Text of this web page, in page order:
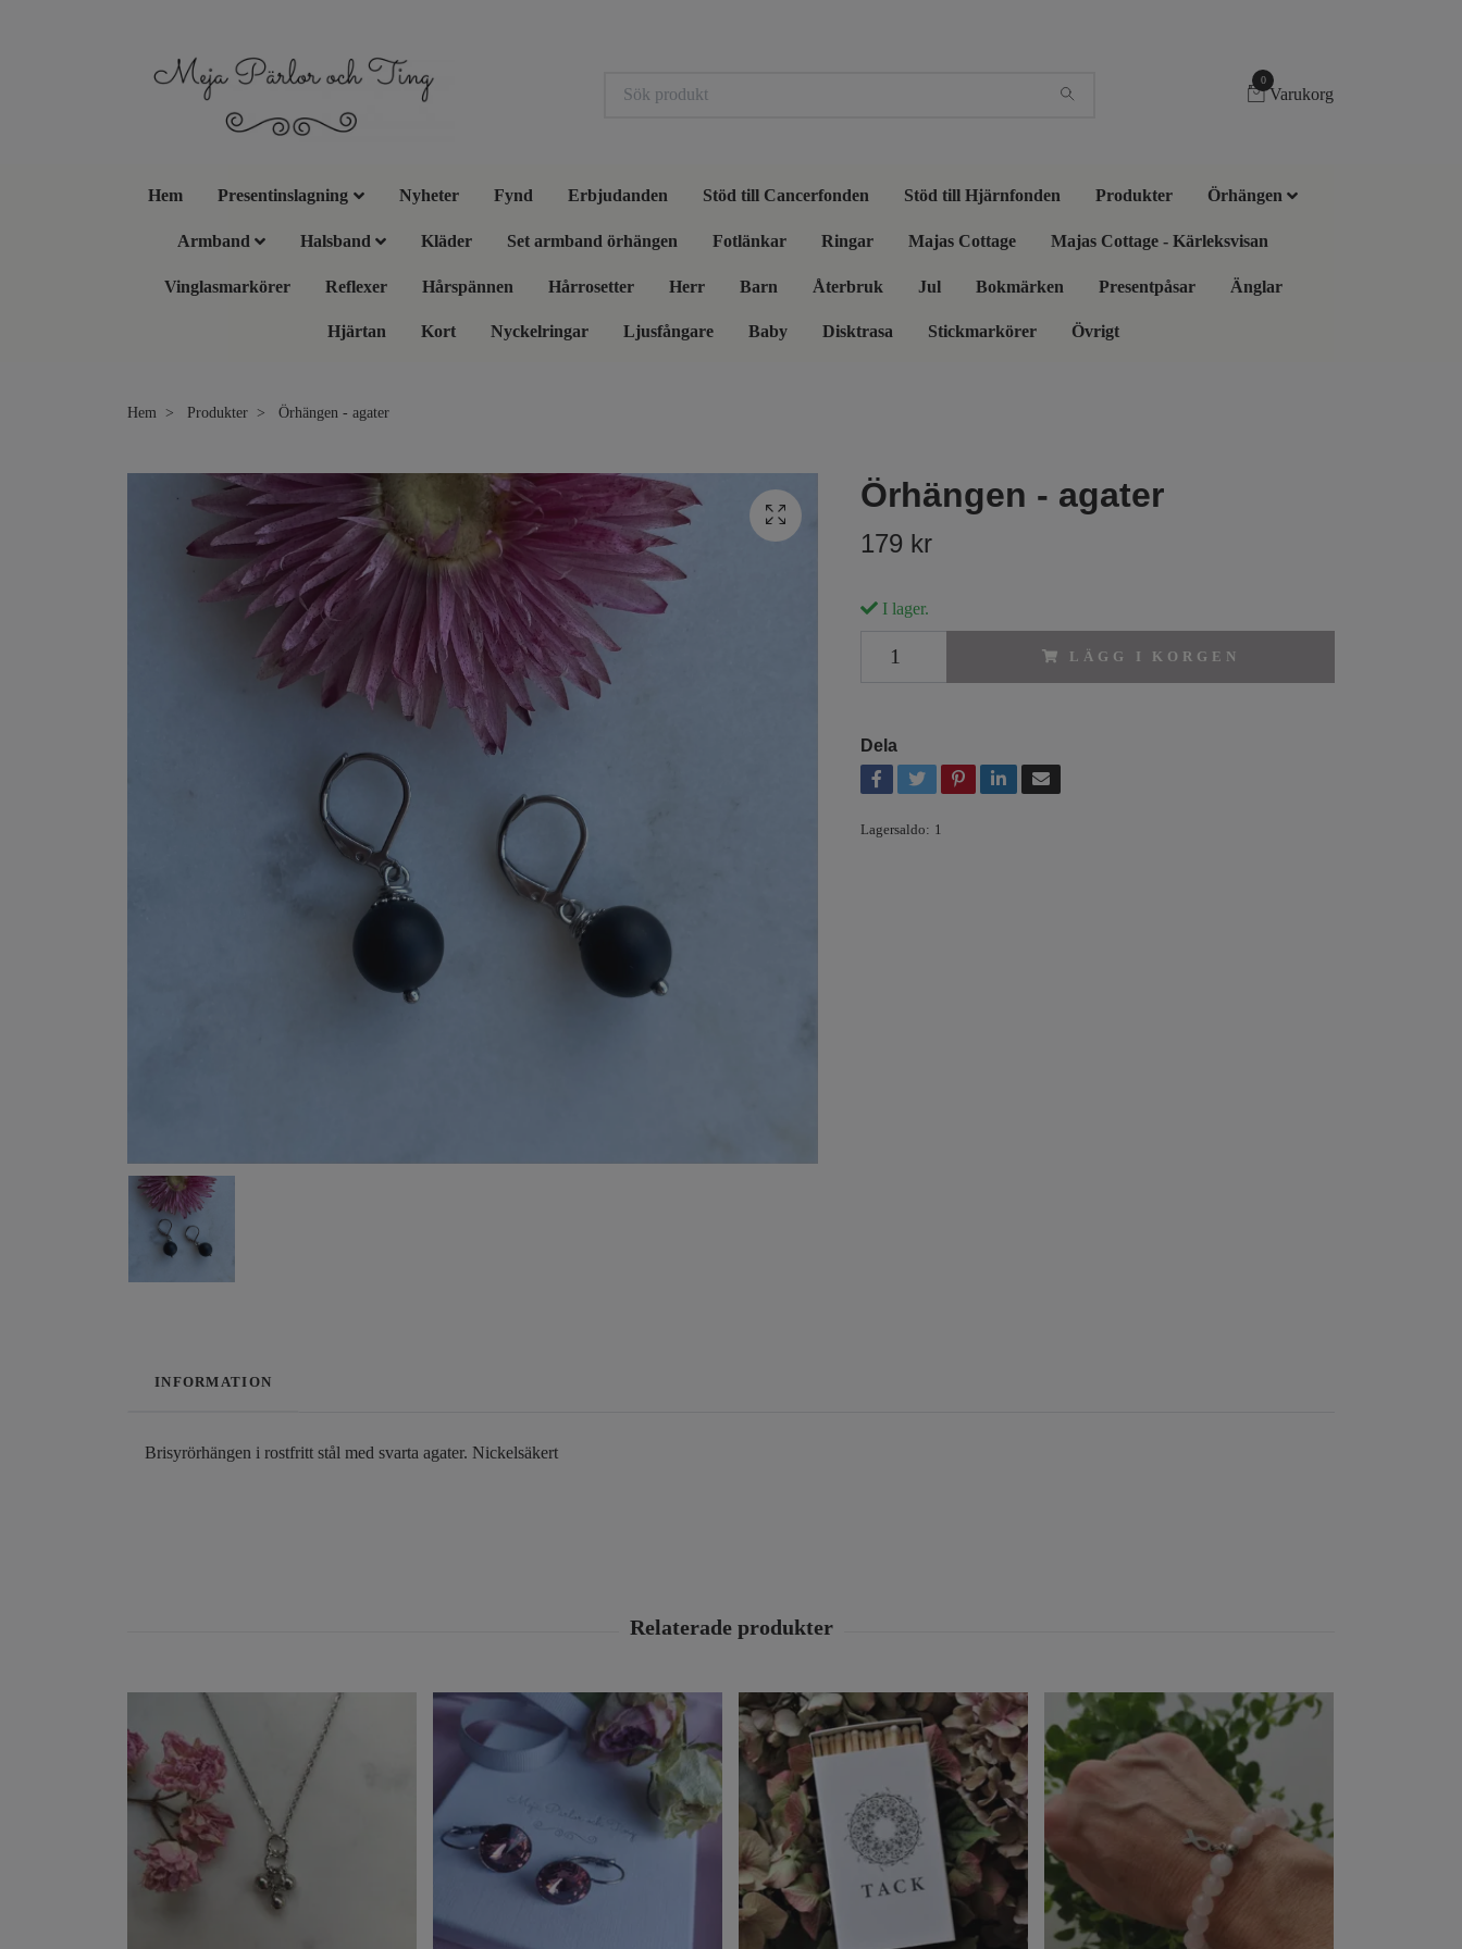
0
Varukorg
Hem Presentinslagning Nyheter Fynd Erbjudanden Stöd till Cancerfonden Stöd till Hjärnfonden Produkter Örhängen
Armband Halsband Kläder Set armband örhängen Fotlänkar Ringar Majas Cottage Majas Cottage - Kärleksvisan
Vinglasmarkörer Reflexer Hårspännen Hårrosetter Herr Barn Återbruk Jul Bokmärken Presentpåsar Änglar
Hjärtan Kort Nyckelringar Ljusfångare Baby Disktrasa Stickmarkörer Övrigt
Hem Produkter Örhängen - agater
Örhängen - agater
179 kr
I lager.
LÄGG I KORGEN
Dela
Lagersaldo: 1
INFORMATION
Brisyrörhängen i rostfritt stål med svarta agater. Nickelsäkert